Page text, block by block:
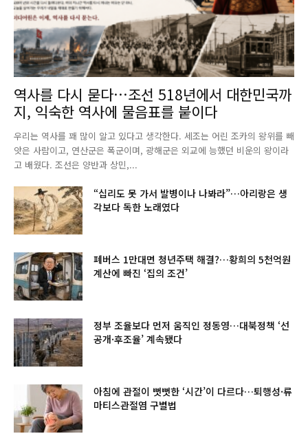
역사를 다시 묻다…조선 518년에서 대한민국까
지, 익숙한 역사에 물음표를 붙이다
우리는 역사를 꽤 많이 알고 있다고 생각한다. 세조는 어린 조카의 왕위를 빼
앗은 사람이고, 연산군은 폭군이며, 광해군은 외교에 능했던 비운의 왕이라
고 배웠다. 조선은 양반과 상민,...
“십리도 못 가서 발병이나 나봐라”…아리랑은 생
각보다 독한 노래였다
폐버스 1만대면 청년주택 해결?…황희의 5천억원
계산에 빠진 ‘집의 조건’
정부 조율보다 먼저 움직인 정동영…대북정책 ‘선
공개·후조율’ 계속됐다
아침에 관절이 뻣뻣한 ‘시간’이 다르다…퇴행성·류
마티스관절염 구별법